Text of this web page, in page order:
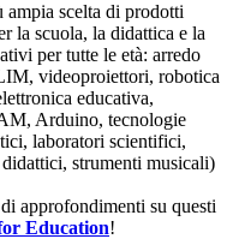
scelta di prodotti
la scuola, la didattica e la
per tutte le età: arredo
videoproiettori, robotica
educativa,
Arduino, tecnologie
laboratori scientifici,
strumenti musicali)
approfondimenti su questi
Education!